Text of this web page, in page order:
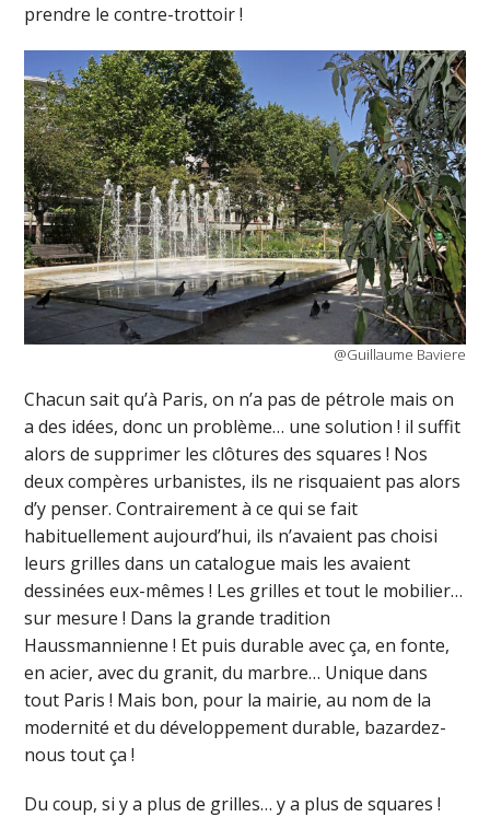
prendre le contre-trottoir !
@Guillaume Baviere
Chacun sait qu’à Paris, on n’a pas de pétrole mais on
a des idées, donc un problème… une solution ! il suffit
alors de supprimer les clôtures des squares ! Nos
deux compères urbanistes, ils ne risquaient pas alors
d’y penser. Contrairement à ce qui se fait
habituellement aujourd’hui, ils n’avaient pas choisi
leurs grilles dans un catalogue mais les avaient
dessinées eux-mêmes ! Les grilles et tout le mobilier…
sur mesure ! Dans la grande tradition
Haussmannienne ! Et puis durable avec ça, en fonte,
en acier, avec du granit, du marbre… Unique dans
tout Paris ! Mais bon, pour la mairie, au nom de la
modernité et du développement durable, bazardez-
nous tout ça !
Du coup, si y a plus de grilles… y a plus de squares !